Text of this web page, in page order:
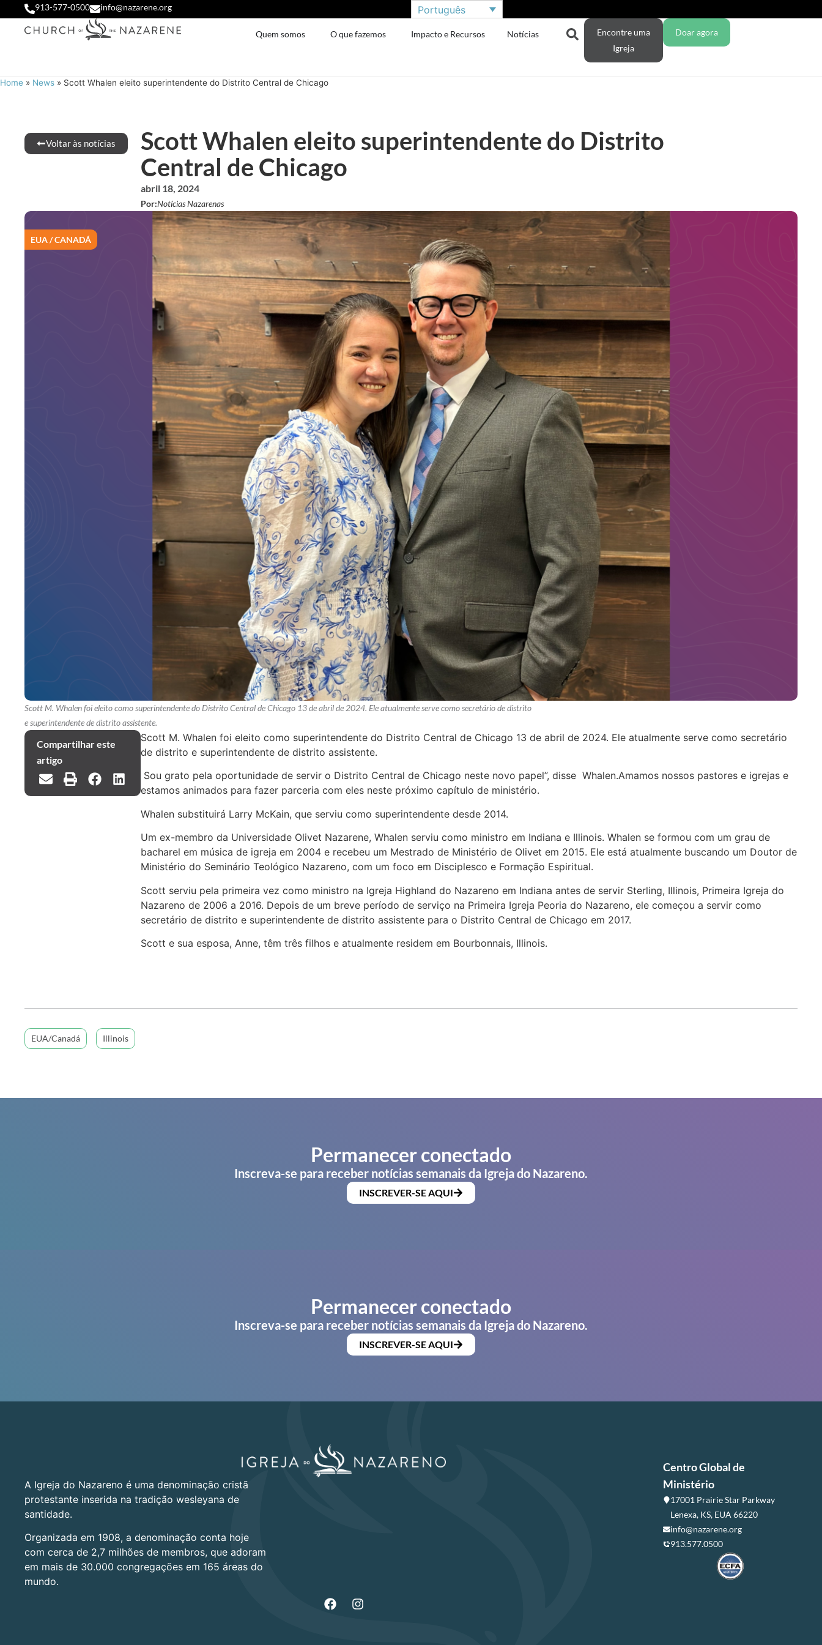
913-577-0500 info@nazarene.org Português
Quem somos O que fazemos Impacto e Recursos Notícias
Encontre uma
Igreja
Doar agora
Home » News » Scott Whalen eleito superintendente do Distrito Central de Chicago
Voltar às notícias
Scott Whalen eleito superintendente do Distrito
Central de Chicago
abril 18, 2024
Por:Notícias Nazarenas
EUA / CANADÁ
Scott M. Whalen foi eleito como superintendente do Distrito Central de Chicago 13 de abril de 2024. Ele atualmente serve como secretário de distrito
e superintendente de distrito assistente.
Compartilhar este
artigo
Scott M. Whalen foi eleito como superintendente do Distrito Central de Chicago 13 de abril de 2024. Ele atualmente serve como secretário
de distrito e superintendente de distrito assistente.
Sou grato pela oportunidade de servir o Distrito Central de Chicago neste novo papel”, disse Whalen.Amamos nossos pastores e igrejas e
estamos animados para fazer parceria com eles neste próximo capítulo de ministério.
Whalen substituirá Larry McKain, que serviu como superintendente desde 2014.
Um ex-membro da Universidade Olivet Nazarene, Whalen serviu como ministro em Indiana e Illinois. Whalen se formou com um grau de
bacharel em música de igreja em 2004 e recebeu um Mestrado de Ministério de Olivet em 2015. Ele está atualmente buscando um Doutor de
Ministério do Seminário Teológico Nazareno, com um foco em Disciplesco e Formação Espiritual.
Scott serviu pela primeira vez como ministro na Igreja Highland do Nazareno em Indiana antes de servir Sterling, Illinois, Primeira Igreja do
Nazareno de 2006 a 2016. Depois de um breve período de serviço na Primeira Igreja Peoria do Nazareno, ele começou a servir como
secretário de distrito e superintendente de distrito assistente para o Distrito Central de Chicago em 2017.
Scott e sua esposa, Anne, têm três filhos e atualmente residem em Bourbonnais, Illinois.
EUA/Canadá Illinois
Permanecer conectado
Inscreva-se para receber notícias semanais da Igreja do Nazareno.
INSCREVER-SE AQUI
Permanecer conectado
Inscreva-se para receber notícias semanais da Igreja do Nazareno.
INSCREVER-SE AQUI
A Igreja do Nazareno é uma denominação cristã
protestante inserida na tradição wesleyana de
santidade.
Organizada em 1908, a denominação conta hoje
com cerca de 2,7 milhões de membros, que adoram
em mais de 30.000 congregações em 165 áreas do
mundo.
Centro Global de
Ministério
17001 Prairie Star Parkway
Lenexa, KS, EUA 66220
info@nazarene.org
913.577.0500